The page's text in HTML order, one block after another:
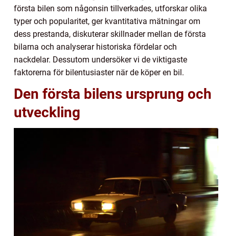
första bilen som någonsin tillverkades, utforskar olika
typer och popularitet, ger kvantitativa mätningar om
dess prestanda, diskuterar skillnader mellan de första
bilarna och analyserar historiska fördelar och
nackdelar. Dessutom undersöker vi de viktigaste
faktorerna för bilentusiaster när de köper en bil.
Den första bilens ursprung och
utveckling